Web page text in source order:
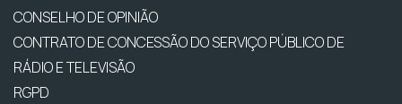
CONSELHO DE OPINIÃO
CONTRATO DE CONCESSÃO DO SERVIÇO PÚBLICO DE
RÁDIO E TELEVISÃO
RGPD